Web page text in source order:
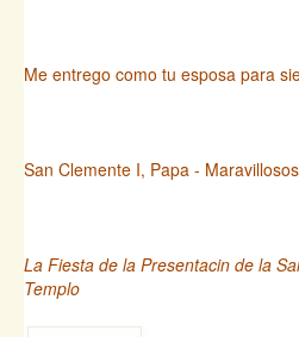
Me entrego como tu esposa para
San Clemente I, Papa -
La Fiesta de la Presentacin de la
Templo